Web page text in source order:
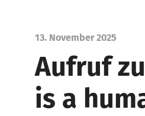
13. November 2025
Aufruf
is a